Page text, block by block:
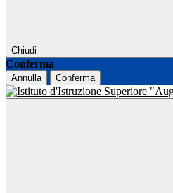
Chiudi
Conferma
Annulla Conferma